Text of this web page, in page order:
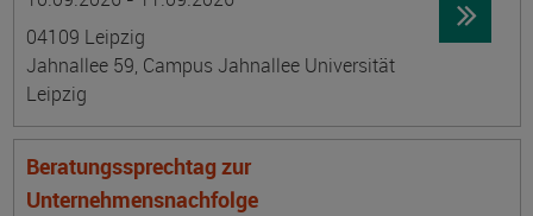
04109 Leipzig
Jahnallee 59, Campus Jahnallee Universität
Leipzig
Beratungssprechtag zur
Unternehmensnachfolge